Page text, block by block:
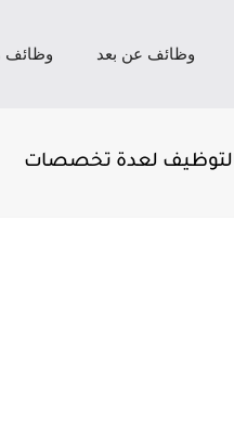
وظائف عن بعد وظائف
بالتوظيف لعدة تخصصات